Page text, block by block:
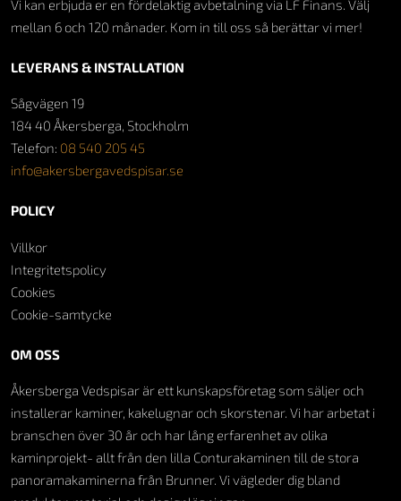
OM OSS
Åkersberga Vedspisar är ett kunskapsföretag som säljer och
installerar kaminer, kakelugnar och skorstenar. Vi har arbetat i
branschen över 30 år och har lång erfarenhet av olika
kaminprojekt- allt från den lilla Conturakaminen till de stora
panoramakaminerna från Brunner. Vi vägleder dig bland
Vi kan erbjuda er en fördelaktig avbetalning via LF Finans. Välj
mellan 6 och 120 månader. Kom in till oss så berättar vi mer!
LEVERANS & INSTALLATION
Sågvägen 19
184 40 Åkersberga, Stockholm
Telefon: 08 540 205 45
info@akersbergavedspisar.se
POLICY
Villkor
Integritetspolicy
Cookies
Cookie-samtycke